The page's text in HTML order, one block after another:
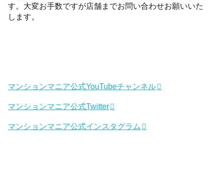
す。大変お手数ですが店舗までお問い合わせお願いいた
します。
マンションマニア公式YouTubeチャンネル
マンションマニア公式Twitter
マンションマニア公式インスタグラム